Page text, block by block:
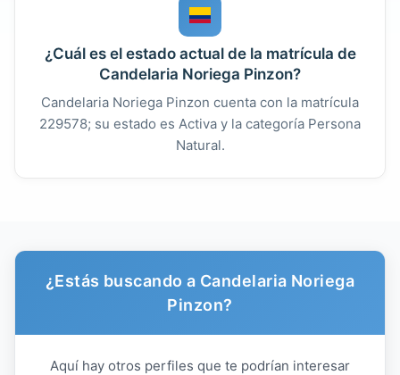
¿Cuál es el estado actual de la matrícula de
Candelaria Noriega Pinzon?
Candelaria Noriega Pinzon cuenta con la matrícula
229578; su estado es Activa y la categoría Persona
Natural.
¿Estás buscando a Candelaria Noriega
Pinzon?
Aquí hay otros perfiles que te podrían interesar